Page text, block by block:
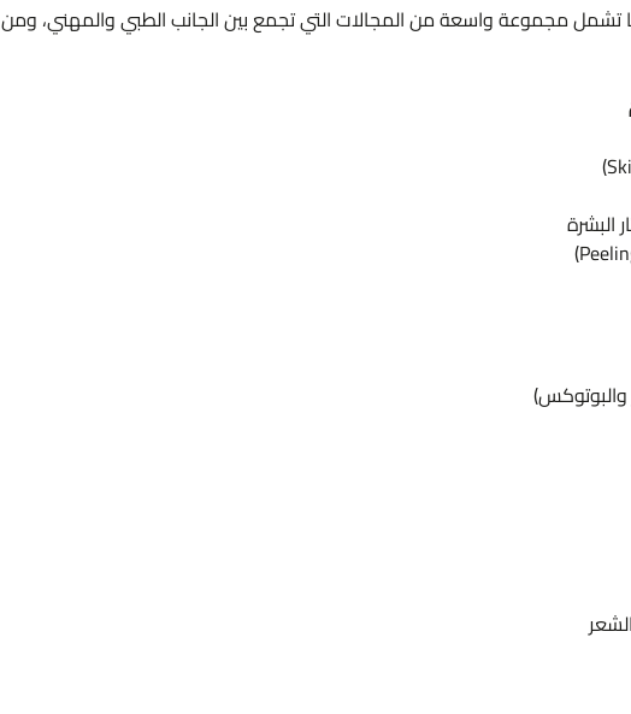
تشمل مجموعة واسعة من المجالات التي تجمع بين الجانب الطبي والمهني، ومن
البشرة
والبوتوكس)